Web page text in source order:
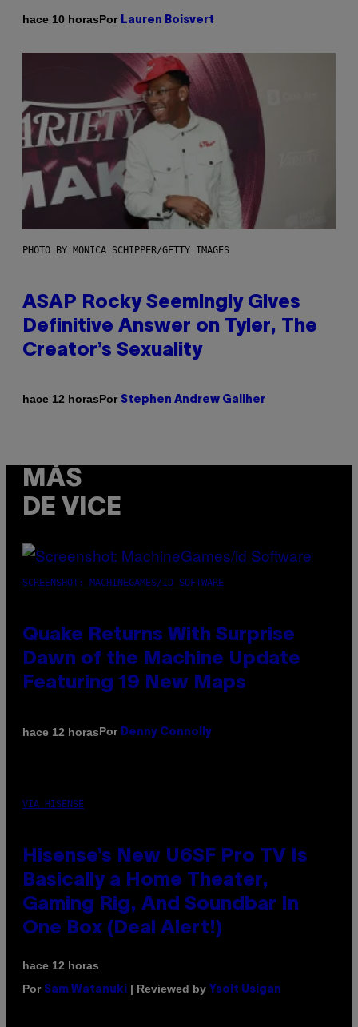
hace 10 horasPor Lauren Boisvert
PHOTO BY MONICA SCHIPPER/GETTY IMAGES
ASAP Rocky Seemingly Gives
Definitive Answer on Tyler, The
Creator’s Sexuality
hace 12 horasPor Stephen Andrew Galiher
MÁS
DE VICE
SCREENSHOT: MACHINEGAMES/ID SOFTWARE
Quake Returns With Surprise
Dawn of the Machine Update
Featuring 19 New Maps
hace 12 horasPor Denny Connolly
VIA HISENSE
Hisense’s New U6SF Pro TV Is
Basically a Home Theater,
Gaming Rig, And Soundbar In
One Box (Deal Alert!)
hace 12 horas
Por Sam Watanuki | Reviewed by Ysolt Usigan